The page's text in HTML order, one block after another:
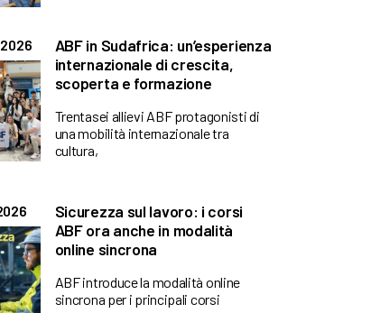
ABF in Sudafrica: un’esperienza
internazionale di crescita,
scoperta e formazione
Trentasei allievi ABF protagonisti di
una mobilità internazionale tra
cultura,
Sicurezza sul lavoro: i corsi
ABF ora anche in modalità
online sincrona
ABF introduce la modalità online
sincrona per i principali corsi